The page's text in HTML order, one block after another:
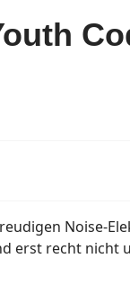
Noise-
erst recht nicht